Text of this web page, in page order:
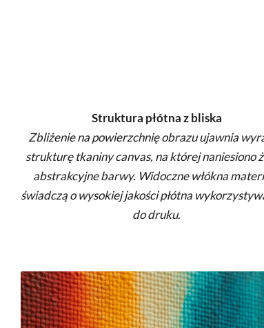
Struktura płótna z bliska
Zbliżenie na powierzchnię obrazu ujawnia
strukturę tkaniny canvas, na której naniesiono
abstrakcyjne barwy. Widoczne włókna
świadczą o wysokiej jakości płótna
do druku.